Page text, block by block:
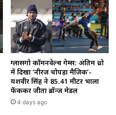
ग्लासगो कॉमनवेल्थ गेम्स: अंतिम थ्रो
में दिखा ‘नीरज चोपड़ा मैजिक’-
यशवीर सिंह ने 85.41 मीटर भाला
फेंककर जीता ब्रॉन्ज मेडल
4 days ago